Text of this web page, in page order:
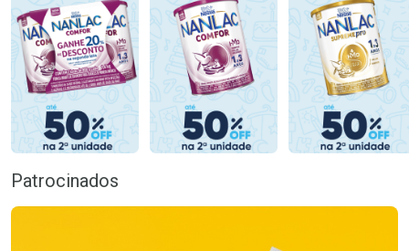
Patrocinados